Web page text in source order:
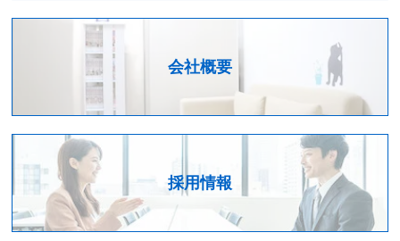
会社概要
採用情報